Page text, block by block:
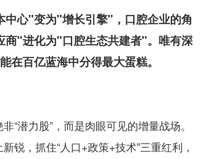
中心"变为"增长引擎"，口腔企业的角
商"进化为"口腔生态共建者"。唯有深
在百亿蓝海中分得最大蛋糕。
“潜力股”，而是肉眼可见的增量战场。
锐，抓住“人口+政策+技术”三重红利，